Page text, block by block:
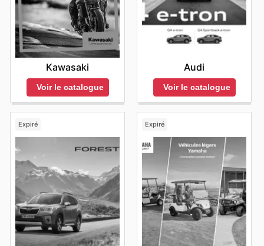
Kawasaki
Voir le catalogue
Audi
Voir le catalogue
Expiré Expiré